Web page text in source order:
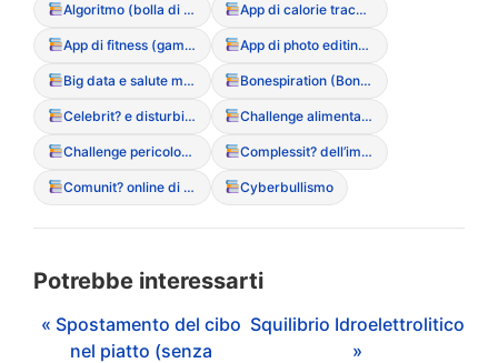
Algoritmo (bolla di filtraggio dei contenuti DCA) App di calorie tracking (rischi e dipendenza)
App di fitness (gamification del movimento) App di photo editing (manipolazione dell’immagine)
Big data e salute mentale Bonespiration (Bonespo)
Celebrit? e disturbi alimentari (influenza del racconto mediatico) Challenge alimentari (partecipazione a sfide online pericolose)
Challenge pericolose (sfide social legate al peso) Complessit? dell’immagine digitale
Comunit? online di supporto (positive e negative) Cyberbullismo
Potrebbe interessarti
« Spostamento del cibo
nel piatto (senza
Squilibrio Idroelettrolitico
»